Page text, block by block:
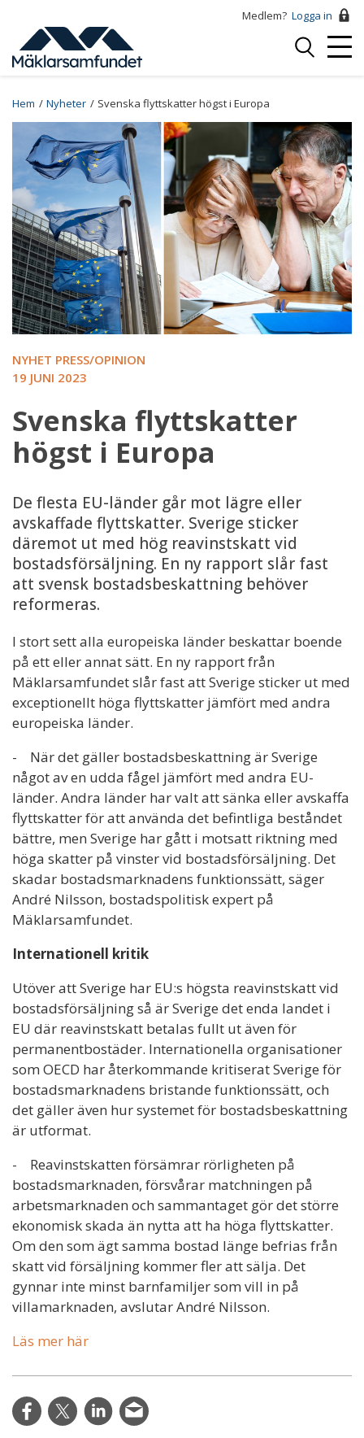
huvudinnehåll
Medlem? Logga in
Logga
Breadcrumb
Hem Nyheter Svenska flyttskatter högst i Europa
NYHET PRESS/OPINION
19 JUNI 2023
Svenska flyttskatter
högst i Europa
De flesta EU-länder går mot lägre eller
avskaffade flyttskatter. Sverige sticker
däremot ut med hög reavinstskatt vid
bostadsförsäljning. En ny rapport slår fast
att svensk bostadsbeskattning behöver
reformeras.
I stort sett alla europeiska länder beskattar boende
på ett eller annat sätt. En ny rapport från
Mäklarsamfundet slår fast att Sverige sticker ut med
exceptionellt höga flyttskatter jämfört med andra
europeiska länder.
- När det gäller bostadsbeskattning är Sverige
något av en udda fågel jämfört med andra EU-
länder. Andra länder har valt att sänka eller avskaffa
flyttskatter för att använda det befintliga beståndet
bättre, men Sverige har gått i motsatt riktning med
höga skatter på vinster vid bostadsförsäljning. Det
skadar bostadsmarknadens funktionssätt, säger
André Nilsson, bostadspolitisk expert på
Mäklarsamfundet.
Internationell kritik
Utöver att Sverige har EU:s högsta reavinstskatt vid
bostadsförsäljning så är Sverige det enda landet i
EU där reavinstskatt betalas fullt ut även för
permanentbostäder. Internationella organisationer
som OECD har återkommande kritiserat Sverige för
bostadsmarknadens bristande funktionssätt, och
det gäller även hur systemet för bostadsbeskattning
är utformat.
- Reavinstskatten försämrar rörligheten på
bostadsmarknaden, försvårar matchningen på
arbetsmarknaden och sammantaget gör det större
ekonomisk skada än nytta att ha höga flyttskatter.
Om den som ägt samma bostad länge befrias från
skatt vid försäljning kommer fler att sälja. Det
gynnar inte minst barnfamiljer som vill in på
villamarknaden, avslutar André Nilsson.
Läs mer här